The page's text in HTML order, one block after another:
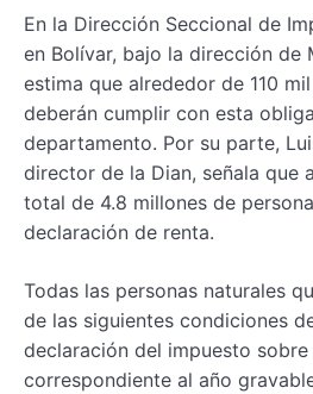
En la Dirección Seccional de
en Bolívar, bajo la dirección de
estima que alrededor de 110
deberán cumplir con esta
departamento. Por su parte,
director de la Dian, señala que
total de 4.8 millones de
declaración de renta.
Todas las personas naturales
de las siguientes condiciones
declaración del impuesto sobre
correspondiente al año